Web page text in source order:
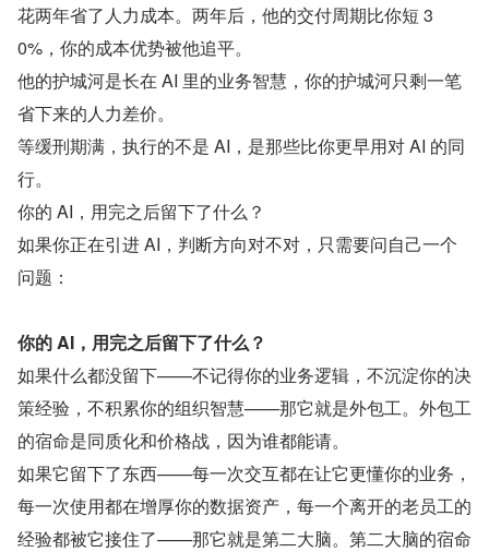
花两年省了人力成本。两年后，他的交付周期比你短 3
0%，你的成本优势被他追平。
他的护城河是长在 AI 里的业务智慧，你的护城河只剩一笔
省下来的人力差价。
等缓刑期满，执行的不是 AI，是那些比你更早用对 AI 的同
行。
你的 AI，用完之后留下了什么？
如果你正在引进 AI，判断方向对不对，只需要问自己一个
问题：
你的 AI，用完之后留下了什么？
如果什么都没留下——不记得你的业务逻辑，不沉淀你的决
策经验，不积累你的组织智慧——那它就是外包工。外包工
的宿命是同质化和价格战，因为谁都能请。
如果它留下了东西——每一次交互都在让它更懂你的业务，
每一次使用都在增厚你的数据资产，每一个离开的老员工的
经验都被它接住了——那它就是第二大脑。第二大脑的宿命